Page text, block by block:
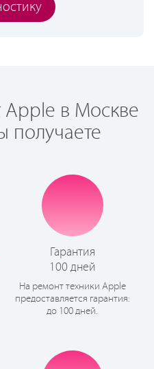
в Москве
получаете
Гарантия
100 дней
На ремонт техники Apple
предоставляется гарантия:
до 100 дней.